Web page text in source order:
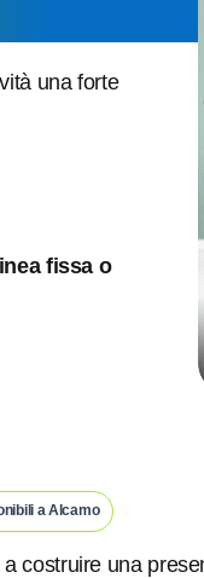
una forte
fissa o
a Alcamo
costruire una